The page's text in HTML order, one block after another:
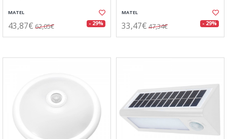
MATEL
43,87€ 62,05€ - 29%
MATEL
33,47€ 47,34€ - 29%